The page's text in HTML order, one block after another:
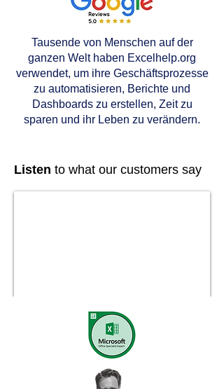
Tausende von Menschen auf der
ganzen Welt haben Excelhelp.org
verwendet, um ihre Geschäftsprozesse
zu automatisieren, Berichte und
Dashboards zu erstellen, Zeit zu
sparen und ihr Leben zu verändern.
Listen to what our customers say